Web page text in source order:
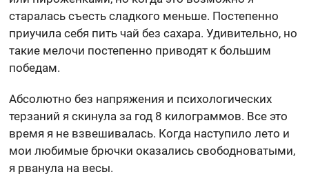
старалась съесть сладкого меньше. Постепенно
приучила себя пить чай без сахара. Удивительно, но
такие мелочи постепенно приводят к большим
победам.
Абсолютно без напряжения и психологических
терзаний я скинула за год 8 килограммов. Все это
время я не взвешивалась. Когда наступило лето и
мои любимые брючки оказались свободноватыми,
я рванула на весы.